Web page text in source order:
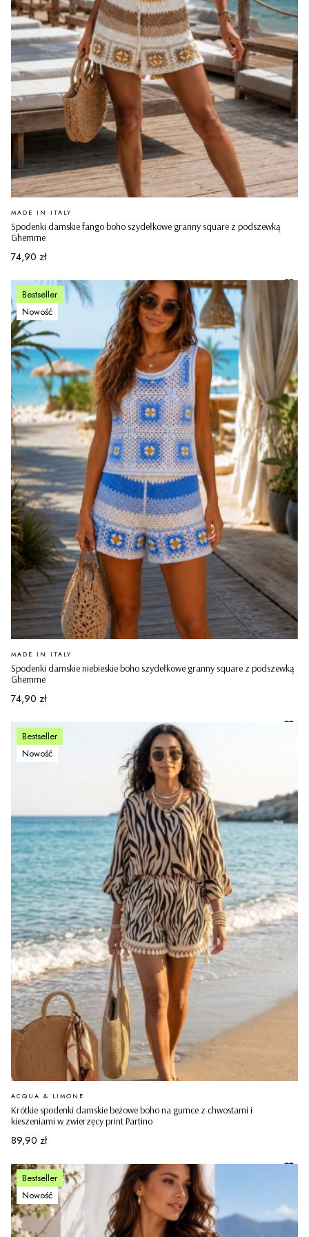
Spodenki damskie fango boho szydełkowe granny square z podszewką
Ghemme
PRODUCENT
MADE IN ITALY
Cena
74,90 zł
Bestseller
Nowość
Spodenki damskie niebieskie boho szydełkowe granny square z podszewką
Ghemme
PRODUCENT
MADE IN ITALY
Cena
74,90 zł
Bestseller
Nowość
Krótkie spodenki damskie beżowe boho na gumce z chwostami i
kieszeniami w zwierzęcy print Partino
PRODUCENT
ACQUA & LIMONE
Cena
89,90 zł
Bestseller
Nowość